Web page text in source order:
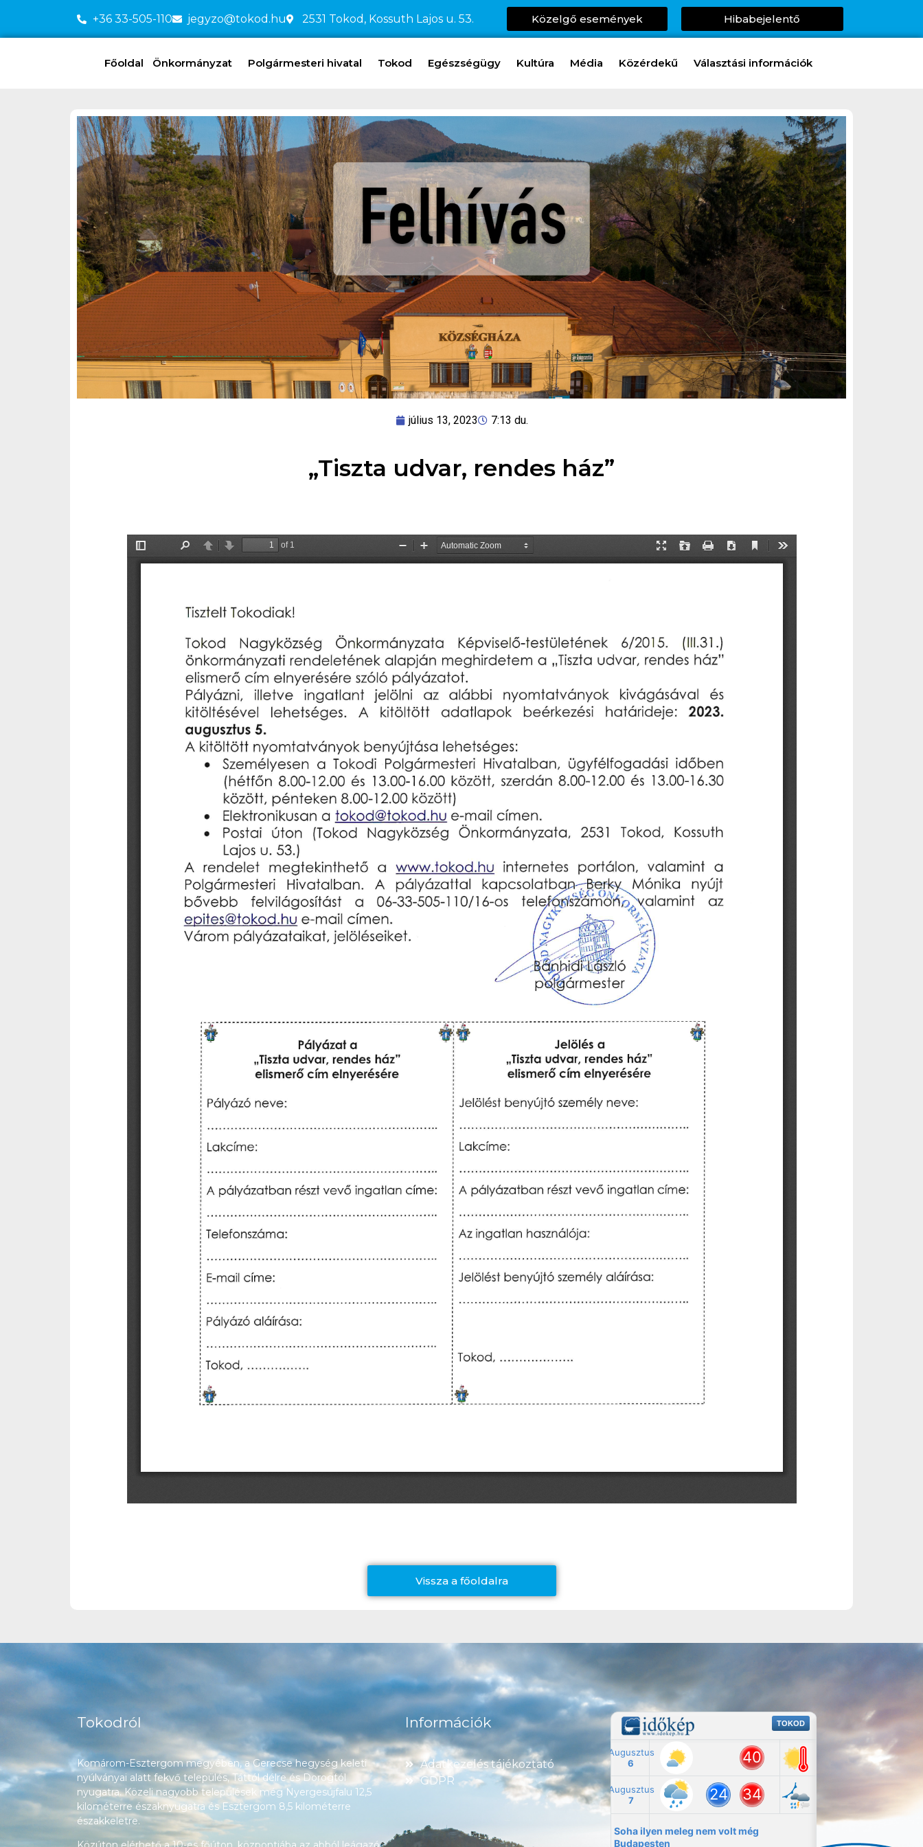
+36 33-505-110 jegyzo@tokod.hu 2531 Tokod, Kossuth Lajos u. 53. Közelgő események Hibabejelentő
Főoldal Önkormányzat Polgármesteri hivatal Tokod Egészségügy Kultúra Média Közérdekű Választási információk
július 13, 2023 7:13 du.
„Tiszta udvar, rendes ház”
Vissza a főoldalra
Tokodról
Komárom-Esztergom megyében, a Gerecse hegység keleti
nyúlványai alatt fekvő település, Táttól délre és Dorogtól
nyugatra. Közeli nagyobb települések még Nyergesújfalu 12,5
kilométerre északnyugatra és Esztergom 8,5 kilométerre
északkeletre.
Információk
Adatkezelés tájékoztató
GDPR